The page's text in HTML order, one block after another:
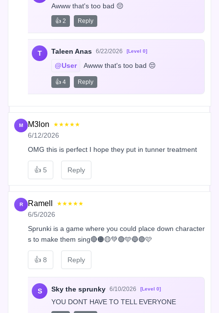
Awww that's too bad 😔
👍 2 Reply
T Taleen Anas 6/22/2026 [Level 0]
@User Awww that's too bad 😔
👍 4 Reply
M M3lon ★★★★★
6/12/2026
OMG this is perfect I hope they put in tunner treatment
👍 5 Reply
R Ramell ★★★★★
6/5/2026
Sprunki is a game where you could place down character
s to make them sing🔴🟠🟡💚🟢🩵🔵🟣🩷
👍 8 Reply
S Sky the sprunky 6/10/2026 [Level 0]
YOU DONT HAVE TO TELL EVERYONE